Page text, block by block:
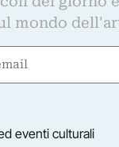
italiane
scuola – The
mondo
eventi culturali